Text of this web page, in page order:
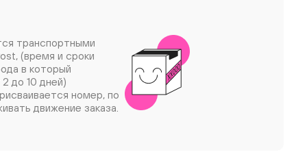
транспортными
(время и сроки
в который
до 10 дней)
номер, по
движение заказа.